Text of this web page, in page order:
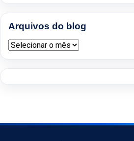
Arquivos do blog
Arquivos do blog